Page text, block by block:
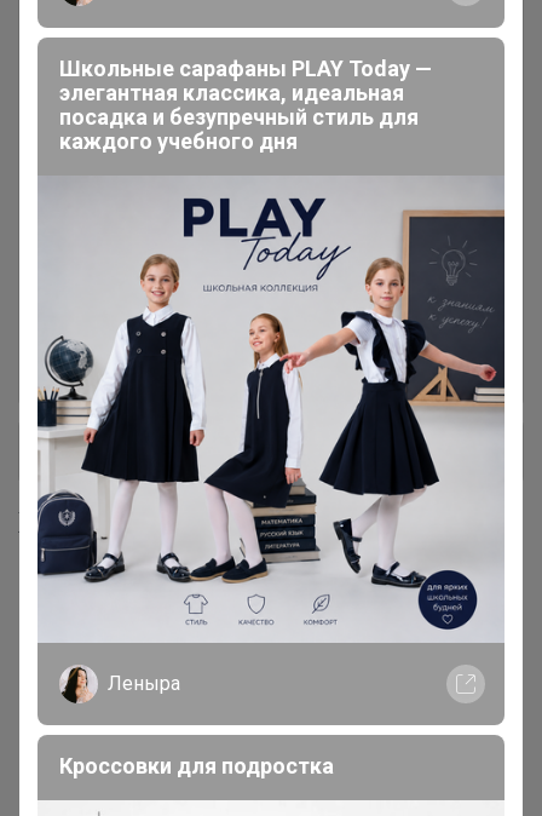
органайзеры
56
Садовая мебель
Садовая техника
Триммеры, Газонокосилки, Дровоколы,
Мотоблоки и культиваторы, Электронасосы,
Измельчители
+ Ещё 39 каталогов
Хиты продаж
Школьные сарафаны PLAY Today —
элегантная классика, идеальная
посадка и безупречный стиль для
каждого учебного дня
Леныра
Кроссовки для подростка